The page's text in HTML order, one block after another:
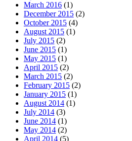
March 2016 (1)
December 2015 (2)
October 2015 (4)
August 2015 (1)
July 2015 (2)
June 2015 (1)
May 2015 (1)
April 2015 (2)
March 2015 (2)
February 2015 (2)
January 2015 (1)
August 2014 (1)
July 2014 (3)
June 2014 (1)
May 2014 (2)
April 2014 (5)